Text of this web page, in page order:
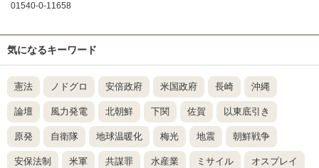
01540-0-11658
気になるキーワード
憲法 ノドグロ 安倍政府 米国政府 長崎 沖縄
論壇 風力発電 北朝鮮 下関 佐賀 以東底引き
原発 自衛隊 地球温暖化 梅光 地震 朝鮮戦争
安保法制 米軍 共謀罪 水産業 ミサイル オスプレイ